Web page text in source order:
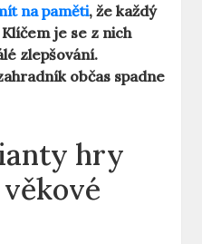
na paměti, že každý
je se z nich
zlepšování.
občas spadne
hry